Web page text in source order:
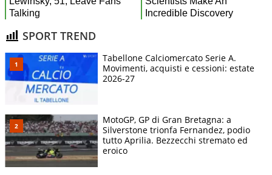
SPORT TREND
Tabellone Calciomercato Serie A.
Movimenti, acquisti e cessioni: estate
2026-27
MotoGP, GP di Gran Bretagna: a
Silverstone trionfa Fernandez, podio
tutto Aprilia. Bezzecchi stremato ed
eroico